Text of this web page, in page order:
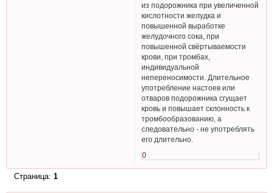
из подорожника при увеличенной
кислотности желудка и
повышенной выработке
желудочного сока, при
повышенной свёртываемости
крови, при тромбах,
индивидуальной
непереносимости. Длительное
употребление настоев или
отваров подорожника сгущает
кровь и повышает склонность к
тромбообразованию, а
следовательно - не употреблять
его длительно.
0
Страница: 1